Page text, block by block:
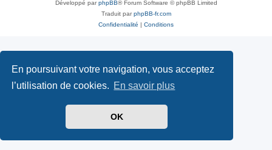
En poursuivant votre navigation, vous acceptez
l’utilisation de cookies. En savoir plus
OK
Développé parphpBB® Forum Software © phpBB Limited
Traduit parphpBB-fr.com
Confidentialité | Conditions